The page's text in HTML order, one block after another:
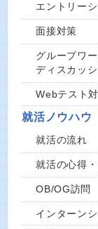
エントリー
面接対策
グループワー
ディスカッ
Webテスト
就活ノウハウ
就活の流れ
就活の心得
OB/OG訪問
インターン